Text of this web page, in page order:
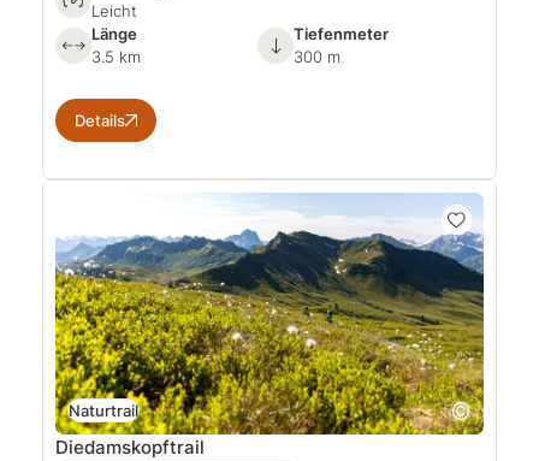
Leicht
Länge
3.5 km
Tiefenmeter
300 m
Details
Naturtrail
Diedamskopftrail